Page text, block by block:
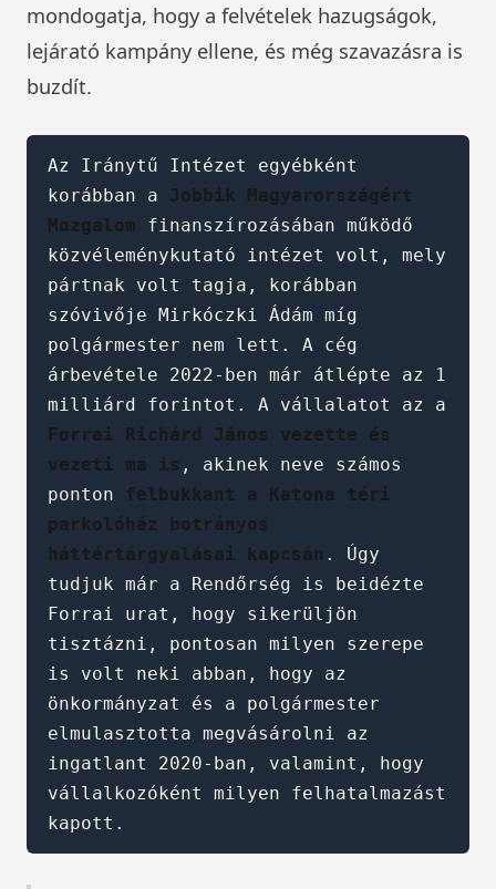
mondogatja, hogy a felvételek hazugságok,
lejárató kampány ellene, és még szavazásra is
buzdít.
Az Iránytű Intézet egyébként
korábban a Jobbik Magyarországért
Mozgalom finanszírozásában működő
közvéleménykutató intézet volt, mely
pártnak volt tagja, korábban
szóvivője Mirkóczki Ádám míg
polgármester nem lett. A cég
árbevétele 2022-ben már átlépte az 1
Forrai Richárd János vezette és
vezeti ma is , akinek neve számos
ponton
felbukkant a Katona téri
parkolóház botrányos
háttértárgyalásai kapcsán . Úgy
tudjuk már a Rendőrség is beidézte
Forrai urat, hogy sikerüljön
tisztázni, pontosan milyen szerepe
is volt neki abban, hogy az
önkormányzat és a polgármester
elmulasztotta megvásárolni az
ingatlant 2020-ban, valamint, hogy
vállalkozóként milyen felhatalmazást
kapott.